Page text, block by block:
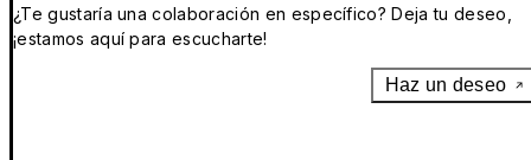
¿Te gustaría una colaboración en específico? Deja tu deseo,
¡estamos aquí para escucharte!
Haz un deseo